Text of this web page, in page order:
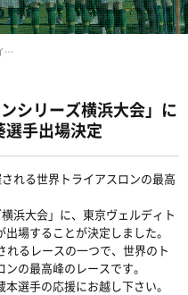
「ITUワールドトライアスロンシリーズ横浜大会」にトライアスロンチーム蔵本葵選手出場決定
シリーズ横浜大会」に
選手出場決定
れる世界トライアスロンの最高
浜大会」に、東京ヴェルディト
場することが決定しました。
れるレースの一つで、世界のト
の最高峰のレースです。
選手の応援にお越し下さい。